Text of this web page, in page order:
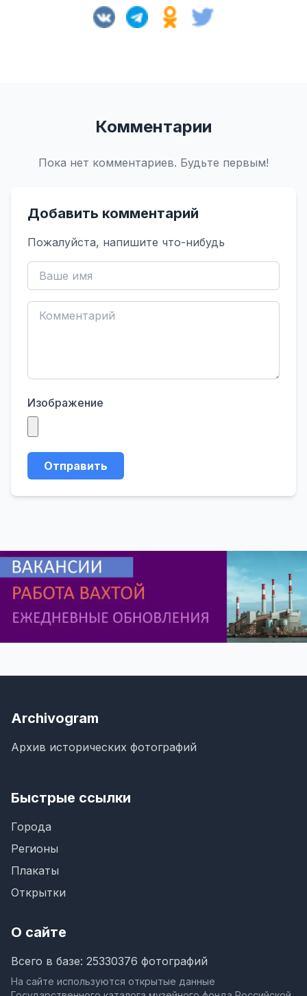
Комментарии
Пока нет комментариев. Будьте первым!
Добавить комментарий
Пожалуйста, напишите что-нибудь
Изображение
Отправить
Archivogram
Архив исторических фотографий
Быстрые ссылки
Города
Регионы
Плакаты
Открытки
О сайте
Всего в базе: 25330376 фотографий
На сайте используются открытые данные